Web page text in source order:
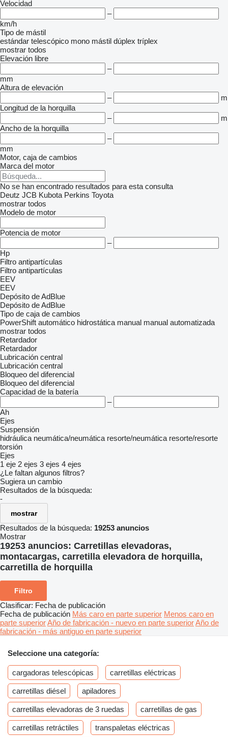
Velocidad
–
km/h
Tipo de mástil
estándar telescópico mono mástil dúplex tríplex
mostrar todos
Elevación libre
–
mm
Altura de elevación
–
m
Longitud de la horquilla
–
m
Ancho de la horquilla
–
mm
Motor, caja de cambios
Marca del motor
No se han encontrado resultados para esta consulta
Deutz JCB Kubota Perkins Toyota
mostrar todos
Modelo de motor
Potencia de motor
–
Hp
Filtro antipartículas
Filtro antipartículas
EEV
EEV
Depósito de AdBlue
Depósito de AdBlue
Tipo de caja de cambios
PowerShift automático hidrostática manual manual automatizada
mostrar todos
Retardador
Retardador
Lubricación central
Lubricación central
Bloqueo del diferencial
Bloqueo del diferencial
Capacidad de la batería
–
Ah
Ejes
Suspensión
hidráulica neumática/neumática resorte/neumática resorte/resorte
torsión
Ejes
1 eje 2 ejes 3 ejes 4 ejes
¿Le faltan algunos filtros?
Sugiera un cambio
Resultados de la búsqueda:
-
mostrar
Resultados de la búsqueda: 19253 anuncios
Mostrar
19253 anuncios: Carretillas elevadoras,
montacargas, carretilla elevadora de horquilla,
carretilla de horquilla
Filtro
Clasificar: Fecha de publicación
Fecha de publicación Más caro en parte superior Menos caro en
parte superiorAño de fabricación - nuevo en parte superiorAño de
fabricación - más antiguo en parte superior
Seleccione una categoría:
cargadoras telescópicas carretillas eléctricas
carretillas diésel apiladores
carretillas elevadoras de 3 ruedas carretillas de gas
carretillas retráctiles transpaletas eléctricas